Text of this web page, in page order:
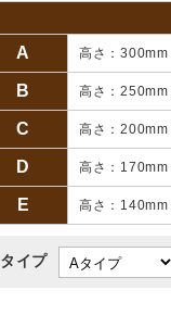
A 高さ：
B 高さ：
C 高さ：
D 高さ：
E 高さ：
タイプ